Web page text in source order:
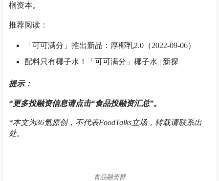
榈资本。
推荐阅读：
「可可满分」推出新品：厚椰乳2.0（2022-09-06）
配料只有椰子水！「可可满分」椰子水 | 新探
提示：
*更多投融资信息请点击“食品投融资汇总”。
*本文为36氪原创， 不代表FoodTalks立场， 转载请联系出
处。
食品融资群